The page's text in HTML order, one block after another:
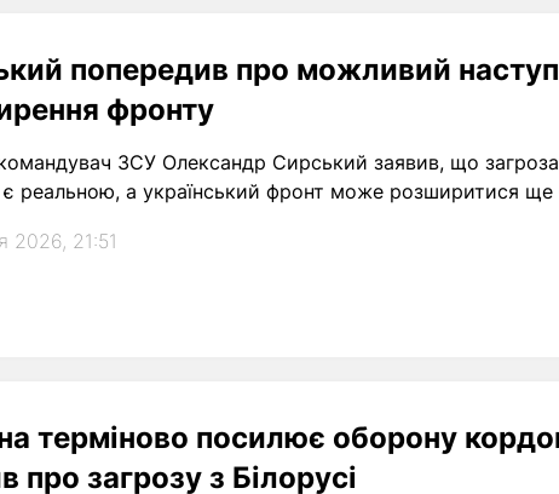
попередив про можливий наступ
фронту
ЗСУ Олександр Сирський заявив, що загроза
є реальною, а український фронт може розширитися ще
2026, 21:51
терміново посилює оборону
про загрозу з Білорусі